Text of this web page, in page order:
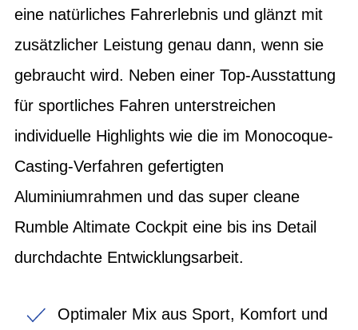
eine natürliches Fahrerlebnis und glänzt mit
zusätzlicher Leistung genau dann, wenn sie
gebraucht wird. Neben einer Top-Ausstattung
für sportliches Fahren unterstreichen
individuelle Highlights wie die im Monocoque-
Casting-Verfahren gefertigten
Aluminiumrahmen und das super cleane
Rumble Altimate Cockpit eine bis ins Detail
durchdachte Entwicklungsarbeit.
Optimaler Mix aus Sport, Komfort und